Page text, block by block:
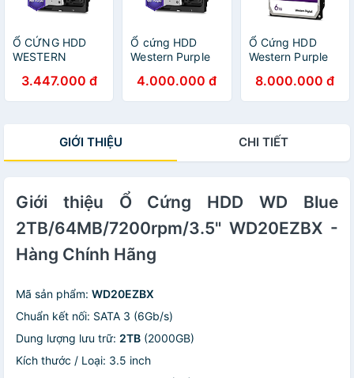
Ổ CỨNG HDD
WESTERN
PURPLE
(WD23PURZ)
INCH/ SATA3)
3.447.000 đ
Ổ cứng HDD
Western Purple
SATA III 64MB
Cache 5400RPM
4.000.000 đ
Ổ Cứng HDD
Western Purple
SATA III 256MB
Cache 5400RPM
8.000.000 đ
GIỚI THIỆU CHI TIẾT
Giới thiệu Ổ Cứng HDD WD Blue
2TB/64MB/7200rpm/3.5" WD20EZBX -
Hàng Chính Hãng
Mã sản phẩm: WD20EZBX
Chuẩn kết nối: SATA 3 (6Gb/s)
Dung lượng lưu trữ: 2TB (2000GB)
Kích thước / Loại: 3.5 inch